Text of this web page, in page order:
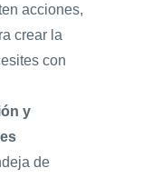
acciones,
crear la
con
y
de